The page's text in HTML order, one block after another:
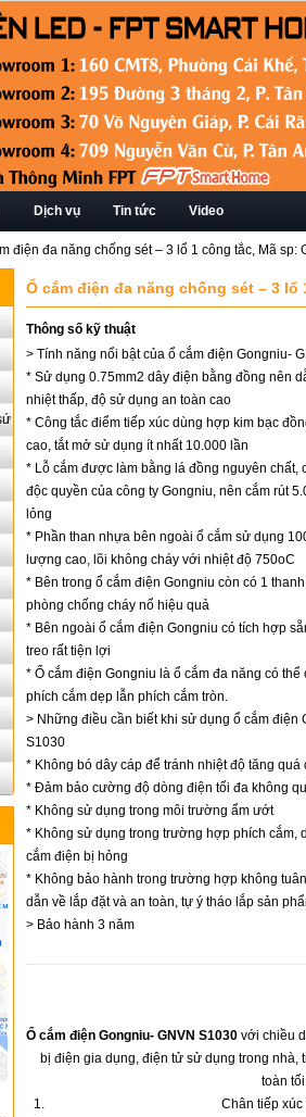
Dịch vụ Tin tức Video
điện đa năng chống sét – 3 lổ 1 công tắc, Mã sp:
Ổ cắm điện đa năng chống sét – 3 lổ
Thông số kỹ thuật
> Tính năng nổi bật của ổ cắm điện Gongniu-
* Sử dụng 0.75mm2 dây điện bằng đồng nên
nhiệt thấp, độ sử dụng an toàn cao
* Công tắc điểm tiếp xúc dùng hợp kim bạc
cao, tắt mở sử dụng ít nhất 10.000 lần
* Lỗ cắm được làm bằng lá đồng nguyên chất,
độc quyền của công ty Gongniu, nên cắm rút
lỏng
* Phần than nhựa bên ngoài ổ cắm sử dụng
lượng cao, lõi không cháy với nhiệt độ 750oC
* Bên trong ổ cắm điện Gongniu còn có 1
phòng chống cháy nổ hiệu quả
* Bên ngoài ổ cắm điện Gongniu có tích hợp
treo rất tiện lợi
* Ổ cắm điện Gongniu là ổ cắm đa năng có
phích cắm dẹp lẫn phích cắm tròn.
> Những điều cần biết khi sử dụng ổ cắm điện
S1030
* Không bó dây cáp để tránh nhiệt độ tăng quá
* Đảm bảo cường độ dòng điện tối đa không
* Không sử dụng trong môi trường ẩm ướt
* Không sử dụng trong trường hợp phích cắm,
cắm điện bị hỏng
* Không bảo hành trong trường hợp không
dẫn về lắp đặt và an toàn, tự ý tháo lắp sản
> Bảo hành 3 năm
Ổ cắm điện Gongniu- GNVN S1030 với chiều
bị điện gia dụng, điện tử sử dụng trong nhà,
toàn
Chân tiếp